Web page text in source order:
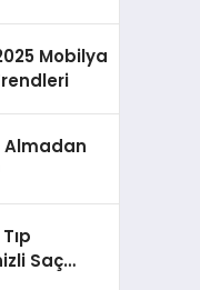
Mobilya
Almadan
Saç